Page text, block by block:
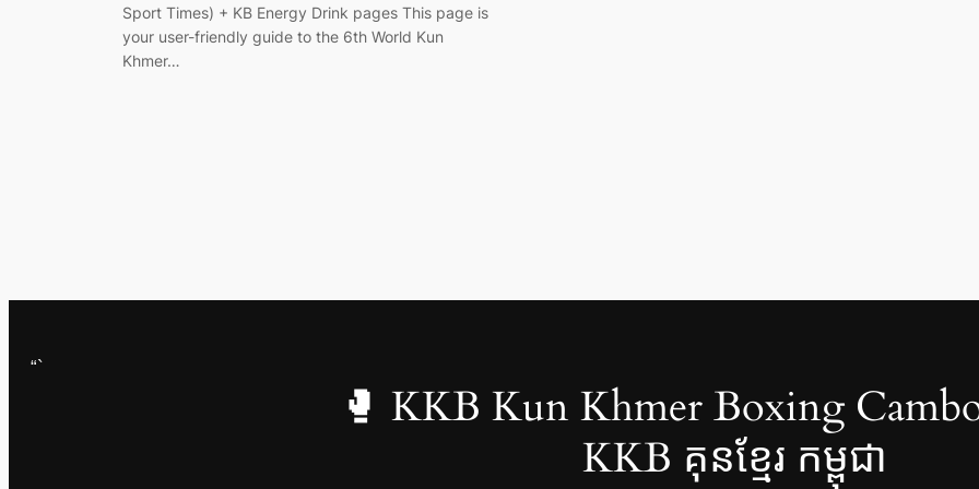
Sport Times) + KB Energy Drink pages This page is
your user-friendly guide to the 6th World Kun
Khmer…
“`
🥊 KKB Kun Khmer Boxing
KKB គុនខ្មែរ កម្ពុជា